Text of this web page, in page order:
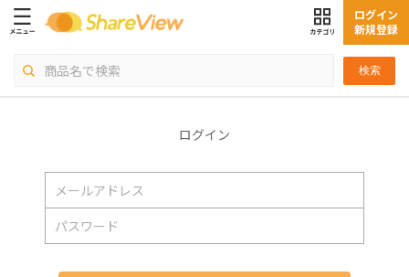
検索
ログイン
新規登録
ログイン